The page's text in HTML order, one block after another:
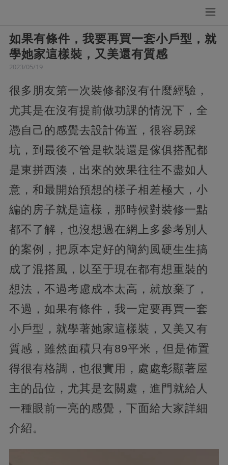
如果有條件，我要再買一套小戶型，就
學她家這樣裝，又美還有質感
2023/05/19
很多朋友第一次裝修都沒有什麼經驗，
尤其是在沒有提前做功課的情況下，全
憑自己的感覺去設計佈置，很容易踩
坑，到最後不管是軟裝還是傢俱搭配都
是東拼西湊，出來的效果往往不盡如人
意，和最開始預想的樣子相差極大，小
編的房子就是這樣，那時候對裝修一點
都不了解，也沒想過在網上多參考別人
的案例，把原本定好的簡約風硬生生搞
成了混搭風，以至于現在都有想重裝的
想法，不過考慮成本太高，就放棄了，
不過，如果有條件，我一定要再買一套
小戶型，就學著她家這樣裝，又美又有
質感，雖然面積只有89平米，但是佈置
得很有格調，也很實用，處處彰顯著屋
主的品位，尤其是玄關處，進門就給人
一種眼前一亮的感覺，下面給大家詳細
介紹。